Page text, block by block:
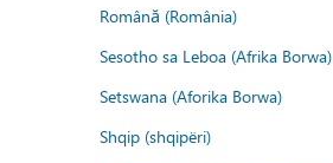
Română (România)
Sesotho sa Leboa (Afrika Borwa)
Setswana (Aforika Borwa)
Shqip (shqipëri)